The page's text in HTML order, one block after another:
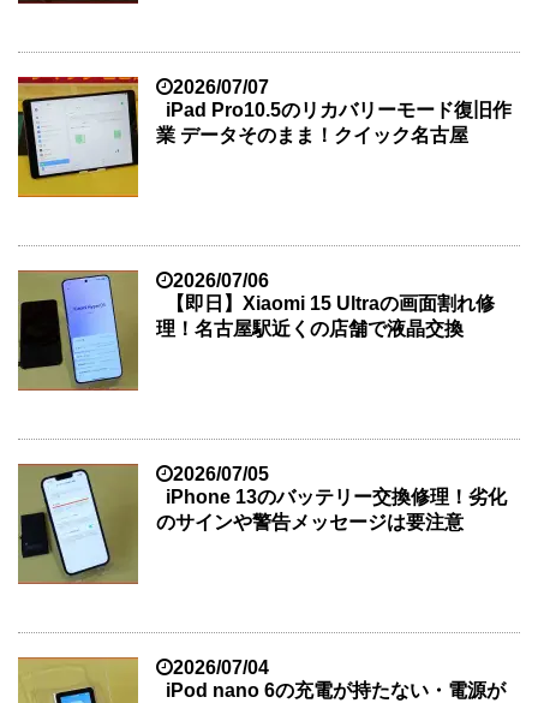
2026/07/07
iPad Pro10.5のリカバリーモード復旧作
業 データそのまま！クイック名古屋
2026/07/06
【即日】Xiaomi 15 Ultraの画面割れ修
理！名古屋駅近くの店舗で液晶交換
2026/07/05
iPhone 13のバッテリー交換修理！劣化
のサインや警告メッセージは要注意
2026/07/04
iPod nano 6の充電が持たない・電源が